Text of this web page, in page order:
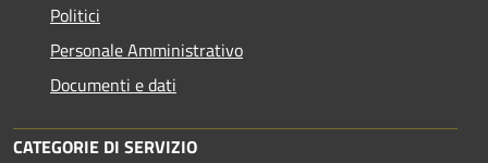
Politici
Personale Amministrativo
Documenti e dati
CATEGORIE DI SERVIZIO